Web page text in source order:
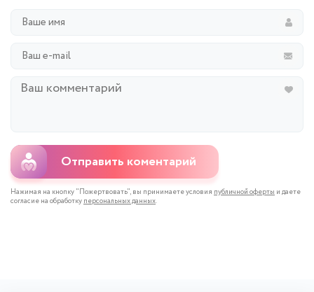
Отправить коментарий
Нажимая на кнопку "Пожертвовать", вы принимаете условия публичной оферты и даете
согласие на обработку персональных данных.